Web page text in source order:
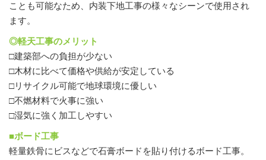
ことも可能なため、内装下地工事の様々なシーンで使用され
ます。
◎軽天工事のメリット
□建築部への負担が少ない
□木材に比べて価格や供給が安定している
□リサイクル可能で地球環境に優しい
□不燃材料で火事に強い
□湿気に強く加工しやすい
■ボード工事
軽量鉄骨にビスなどで石膏ボードを貼り付けるボード工事。